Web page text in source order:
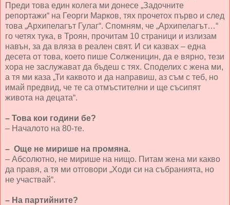
Преди това един колега ми донесе „Задочните
репортажи“ на Георги Марков, тях прочетох първо и след
това „Архипелагът Гулаг“. Спомням, че „Архипелагът…“
го четях тука, в Троян, прочитам 10 страници и излизам
навън, за да вляза в реален свят. И си казвах – една
десета от това, което пише Солженицин, да е вярно, тези
хора не заслужават да бъдеш с тях. Споделих с жена ми,
а тя ми каза „Ти каквото и да направиш, аз съм с теб, но
имай предвид, че те са отмъстителни и ще съсипят
живота на децата“.
– Това кои години бе?
– Началото на 80-те.
– Още не мирише на промяна.
– Абсолютно, не мирише на нищо. Питам жена ми какво
да правя, а тя ми отговори „Ходи си на събранията, но
не участвай“.
– На партийните?